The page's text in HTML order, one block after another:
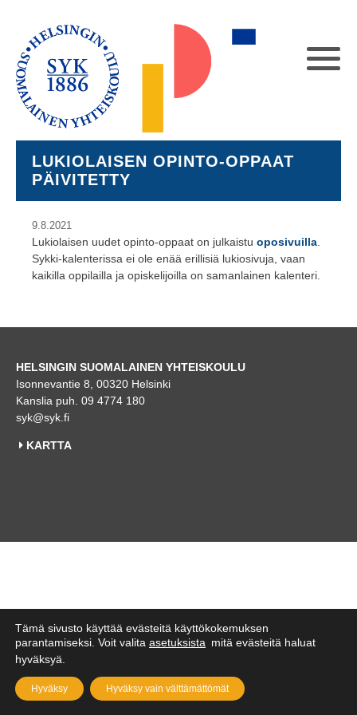
LUKIOLAISEN OPINTO-OPPAAT
PÄIVITETTY
9.8.2021
Lukiolaisen uudet opinto-oppaat on julkaistu oposivuilla
Sykki-kalenterissa ei ole enää erillisiä lukiosivuja, vaan
kaikilla oppilailla ja opiskelijoilla on samanlainen kalenteri.
HELSINGIN SUOMALAINEN YHTEISKOULU
Isonnevantie 8, 00320 Helsinki
Kanslia puh. 09 4774 180
syk@syk.fi
KARTTA
Tämä sivusto käyttää evästeitä käyttökokemuksen
parantamiseksi. Voit valita asetuksista mitä evästeitä haluat
hyväksyä.
Hyväksy Hyväksy vain välttämättömät